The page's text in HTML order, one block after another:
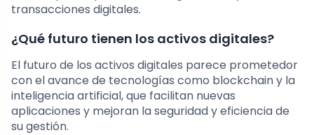
transacciones digitales.
¿Qué futuro tienen los activos digitales?
El futuro de los activos digitales parece prometedor
con el avance de tecnologías como blockchain y la
inteligencia artificial, que facilitan nuevas
aplicaciones y mejoran la seguridad y eficiencia de
su gestión.